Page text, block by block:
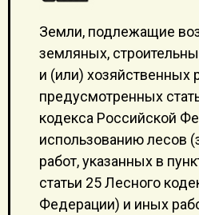
Земли, подлежащие
земляных,
и (или) хозяйственных
предусмотренных
кодекса Российской
использованию лесов
работ, указанных в
статьи 25 Лесного
Федерации) и иных